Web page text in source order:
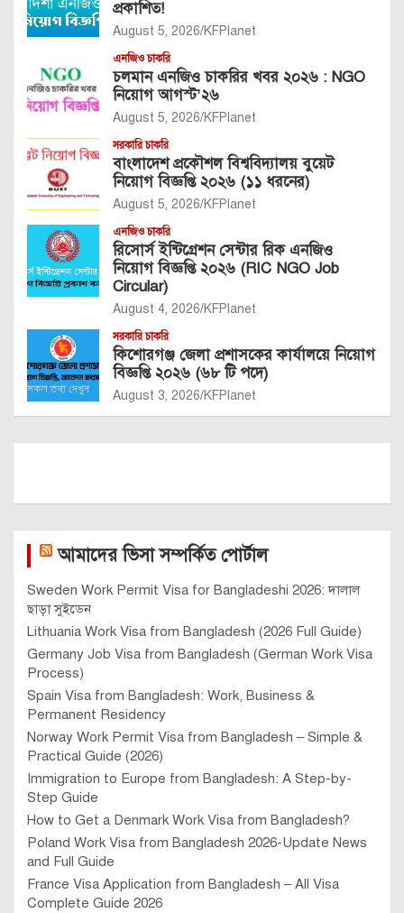
প্রকাশিত!
August 5, 2026 KFPlanet
এনজিও চাকরি
চলমান এনজিও চাকরির খবর ২০২৬ : NGO
নিয়োগ আগস্ট’২৬
August 5, 2026 KFPlanet
সরকারি চাকরি
বাংলাদেশ প্রকৌশল বিশ্ববিদ্যালয় বুয়েট
নিয়োগ বিজ্ঞপ্তি ২০২৬ (১১ ধরনের)
August 5, 2026 KFPlanet
এনজিও চাকরি
রিসোর্স ইন্টিগ্রেশন সেন্টার রিক এনজিও
নিয়োগ বিজ্ঞপ্তি ২০২৬ (RIC NGO Job
Circular)
August 4, 2026 KFPlanet
সরকারি চাকরি
কিশোরগঞ্জ জেলা প্রশাসকের কার্যালয়ে নিয়োগ
বিজ্ঞপ্তি ২০২৬ (৬৮ টি পদে)
August 3, 2026 KFPlanet
আমাদের ভিসা সম্পর্কিত পোর্টাল
Sweden Work Permit Visa for Bangladeshi 2026: দালাল
ছাড়া সুইডেন
Lithuania Work Visa from Bangladesh (2026 Full Guide)
Germany Job Visa from Bangladesh (German Work Visa
Process)
Spain Visa from Bangladesh: Work, Business &
Permanent Residency
Norway Work Permit Visa from Bangladesh – Simple &
Practical Guide (2026)
Immigration to Europe from Bangladesh: A Step-by-
Step Guide
How to Get a Denmark Work Visa from Bangladesh?
Poland Work Visa from Bangladesh 2026-Update News
and Full Guide
France Visa Application from Bangladesh – All Visa
Complete Guide 2026